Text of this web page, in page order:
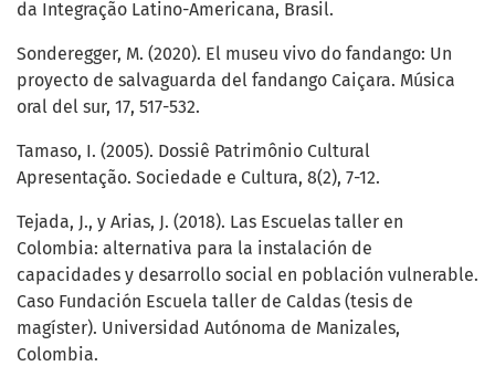
da Integração Latino-Americana, Brasil.
Sonderegger, M. (2020). El museu vivo do fandango: Un
proyecto de salvaguarda del fandango Caiçara. Música
oral del sur, 17, 517-532.
Tamaso, I. (2005). Dossiê Patrimônio Cultural
Apresentação. Sociedade e Cultura, 8(2), 7-12.
Tejada, J., y Arias, J. (2018). Las Escuelas taller en
Colombia: alternativa para la instalación de
capacidades y desarrollo social en población vulnerable.
Caso Fundación Escuela taller de Caldas (tesis de
magíster). Universidad Autónoma de Manizales,
Colombia.